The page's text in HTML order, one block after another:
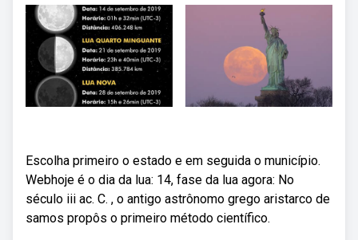
Escolha primeiro o estado e em seguida o município.
Webhoje é o dia da lua: 14, fase da lua agora: No
século iii ac. C. , o antigo astrônomo grego aristarco de
samos propôs o primeiro método científico.